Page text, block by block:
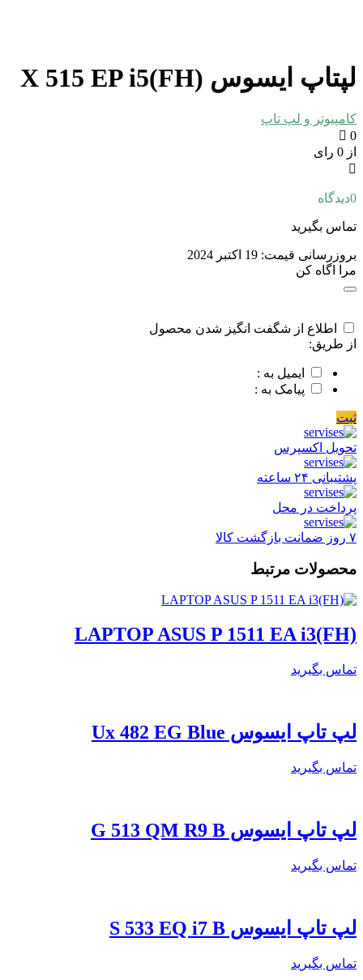
لپتاپ ایسوس X 515 EP i5(FH)
کامپیوتر و لپ تاپ
0
از 0 رای
0دیدگاه
تماس بگیرید
بروزرسانی قیمت: 19 اکتبر 2024
مرا اگاه کن
اطلاع از شگفت انگیز شدن محصول
از طریق:
ایمیل به :
پیامک به :
ثبت
تحویل اکسپرس
پشتیبانی ۲۴ ساعته
پرداخت در محل
۷ روز ضمانت بازگشت کالا
محصولات مرتبط
LAPTOP ASUS P 1511 EA i3(FH)
تماس بگیرید
لپ تاپ ایسوس Ux 482 EG Blue
تماس بگیرید
لپ تاپ ایسوس G 513 QM R9 B
تماس بگیرید
لپ تاپ ایسوس S 533 EQ i7 B
تماس بگیرید